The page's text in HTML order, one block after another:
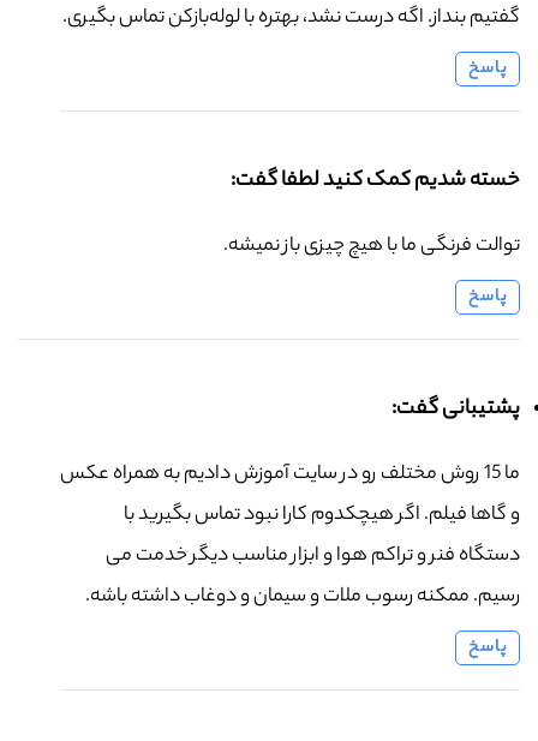
گفتیم بنداز. اگه درست نشد، بهتره با لوله‌بازکن تماس بگیری.
پاسخ
خسته شدیم کمک کنید لطفا گفت:
توالت فرنگی ما با هیچ چیزی باز نمیشه.
پاسخ
پشتیبانی گفت:
ما 15 روش مختلف رو در سایت آموزش دادیم به همراه عکس
و گاها فیلم. اگر هیچکدوم کارا نبود تماس بگیرید با
دستگاه فنر و تراکم هوا و ابزار مناسب دیگر خدمت می
رسیم. ممکنه رسوب ملات و سیمان و دوغاب داشته باشه.
پاسخ